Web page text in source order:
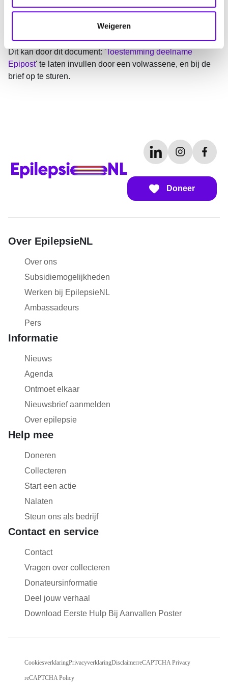
Weigeren
Zorg altijd voor toestemming van een ouder of verzorger.
Dit kan door dit document: 'Toestemming deelname
Epipost' te laten invullen door een volwassene, en bij de
brief op te sturen.
Doneer
Over EpilepsieNL
Over ons
Subsidiemogelijkheden
Werken bij EpilepsieNL
Ambassadeurs
Pers
Informatie
Nieuws
Agenda
Ontmoet elkaar
Nieuwsbrief aanmelden
Over epilepsie
Help mee
Doneren
Collecteren
Start een actie
Nalaten
Steun ons als bedrijf
Contact en service
Contact
Vragen over collecteren
Donateursinformatie
Deel jouw verhaal
Download Eerste Hulp Bij Aanvallen Poster
CookiesverklaringPrivacyverklaringDisclaimerreCAPTCHA Privacy
reCAPTCHA Policy